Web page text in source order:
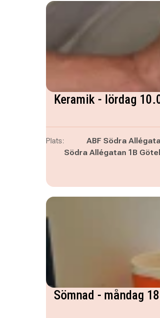
Keramik - lördag
Plats:
ABF Södra
Södra Allégatan 1B
Sömnad - måndag